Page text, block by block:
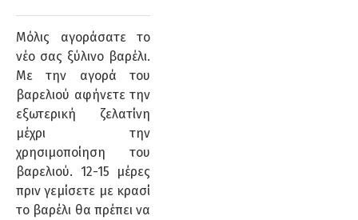
Μόλις αγοράσατε το
νέο σας ξύλινο βαρέλι.
Με την αγορά του
βαρελιού αφήνετε την
εξωτερική ζελατίνη
μέχρι την
χρησιμοποίηση του
βαρελιού. 12-15 μέρες
πριν γεμίσετε με κρασί
το βαρέλι θα πρέπει να